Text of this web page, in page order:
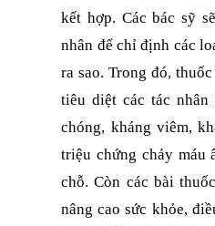
kết hợp. Các bác sỹ
nhân để chỉ định các
ra sao. Trong đó,
tiêu diệt các tác nhân
chóng, kháng viêm,
triệu chứng chảy máu
chỗ. Còn các bài
nâng cao sức khỏe,